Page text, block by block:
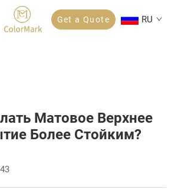
Get a Quote RU
Матовое Верхнее
Более Стойким?